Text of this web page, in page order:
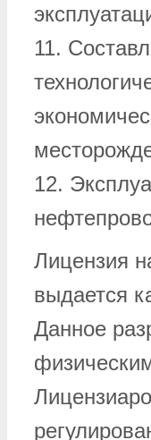
11.
12.
Лицензия
выдается
Данное